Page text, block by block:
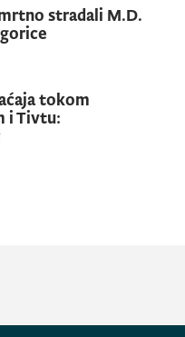
stradali M.D.
tokom
i Tivtu: